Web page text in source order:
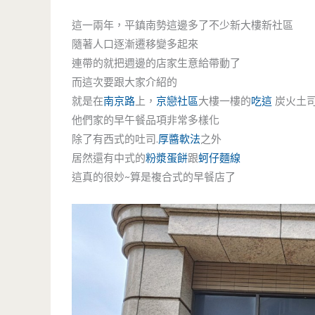
這一兩年，平鎮南勢這邊多了不少新大樓新社區
隨著人口逐漸遷移變多起來
連帶的就把週邊的店家生意給帶動了
而這次要跟大家介紹的
就是在南京路 上， 京戀社區大樓一樓的吃這 炭火土
他們家的早午餐品項非常多樣化
除了有西式的吐司.厚醬軟法之外
居然還有中式的粉漿蛋餅跟蚵仔麵線
這真的很妙~算是複合式的早餐店了